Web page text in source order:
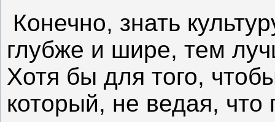
Конечно, знать
глубже и шире, тем
Хотя бы для того,
который, не ведая, что